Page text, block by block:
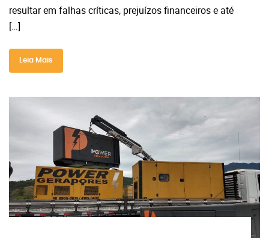
resultar em falhas críticas, prejuízos financeiros e até
[…]
Leia Mais